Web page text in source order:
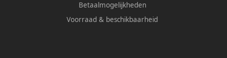
Betaalmogelijkheden
Voorraad & beschikbaarheid